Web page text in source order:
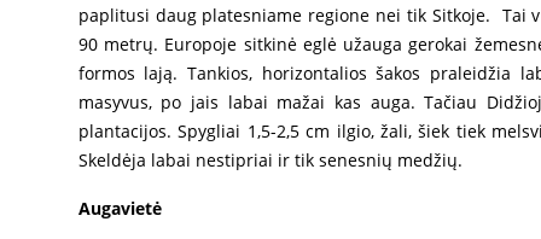
paplitusi daug platesniame regione nei tik Sitkoje. Tai
90 metrų. Europoje sitkinė eglė užauga gerokai
formos lają. Tankios, horizontalios šakos praleidžia
masyvus, po jais labai mažai kas auga. Tačiau
plantacijos. Spygliai 1,5-2,5 cm ilgio, žali, šiek tiek
Skeldėja labai nestipriai ir tik senesnių medžių.
Augavietė